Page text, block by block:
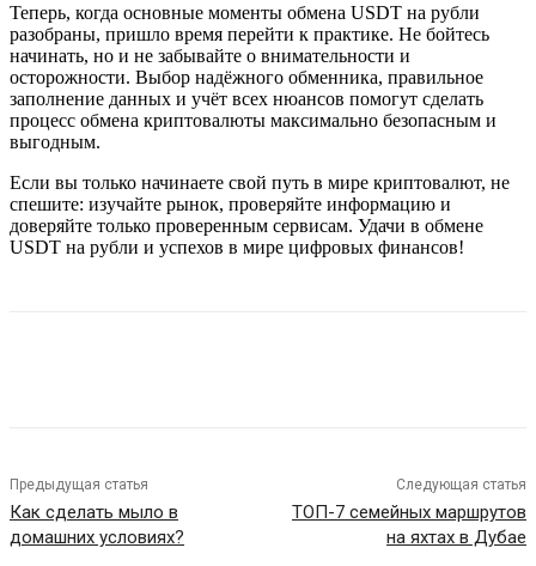
Теперь, когда основные моменты обмена USDT на рубли
разобраны, пришло время перейти к практике. Не бойтесь
начинать, но и не забывайте о внимательности и
осторожности. Выбор надёжного обменника, правильное
заполнение данных и учёт всех нюансов помогут сделать
процесс обмена криптовалюты максимально безопасным и
выгодным.
Если вы только начинаете свой путь в мире криптовалют, не
спешите: изучайте рынок, проверяйте информацию и
доверяйте только проверенным сервисам. Удачи в обмене
USDT на рубли и успехов в мире цифровых финансов!
Предыдущая статья
Как сделать мыло в
домашних условиях?
Следующая статья
ТОП-7 семейных маршрутов
на яхтах в Дубае